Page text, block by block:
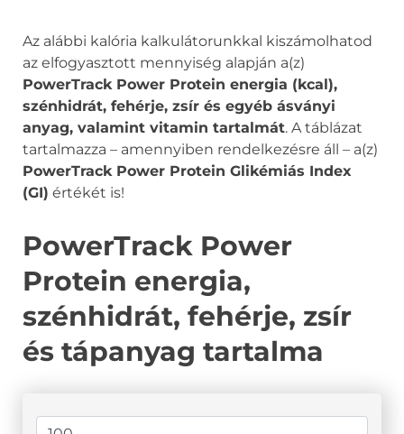
Az alábbi kalória kalkulátorunkkal kiszámolhatod
az elfogyasztott mennyiség alapján a(z)
PowerTrack Power Protein energia (kcal),
szénhidrát, fehérje, zsír és egyéb ásványi
anyag, valamint vitamin tartalmát. A táblázat
tartalmazza – amennyiben rendelkezésre áll – a(z)
PowerTrack Power Protein Glikémiás Index
(GI) értékét is!
PowerTrack Power
Protein energia,
szénhidrát, fehérje, zsír
és tápanyag tartalma